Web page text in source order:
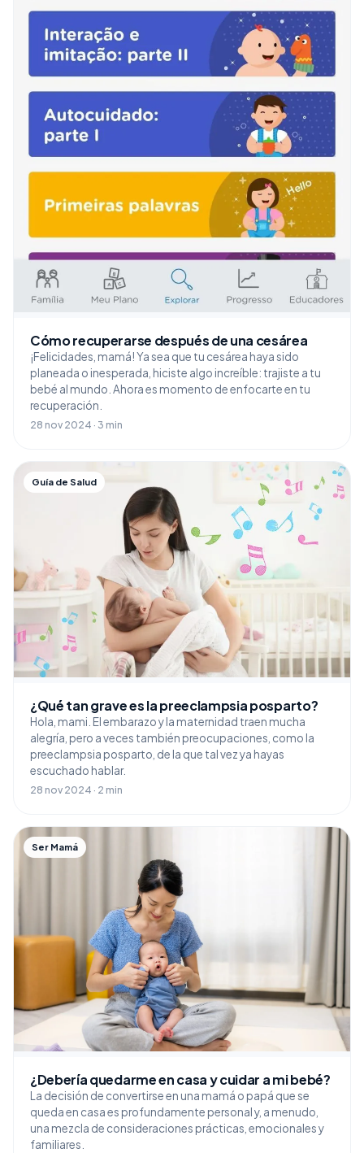
Cómo recuperarse después de una cesárea
¡Felicidades, mamá! Ya sea que tu cesárea haya sido
planeada o inesperada, hiciste algo increíble: trajiste a tu
bebé al mundo. Ahora es momento de enfocarte en tu
recuperación.
28 nov 2024 · 3 min
Guía de Salud
¿Qué tan grave es la preeclampsia posparto?
Hola, mami. El embarazo y la maternidad traen mucha
alegría, pero a veces también preocupaciones, como la
preeclampsia posparto, de la que tal vez ya hayas
escuchado hablar.
28 nov 2024 · 2 min
Ser Mamá
¿Debería quedarme en casa y cuidar a mi bebé?
La decisión de convertirse en una mamá o papá que se
queda en casa es profundamente personal y, a menudo,
una mezcla de consideraciones prácticas, emocionales y
familiares.